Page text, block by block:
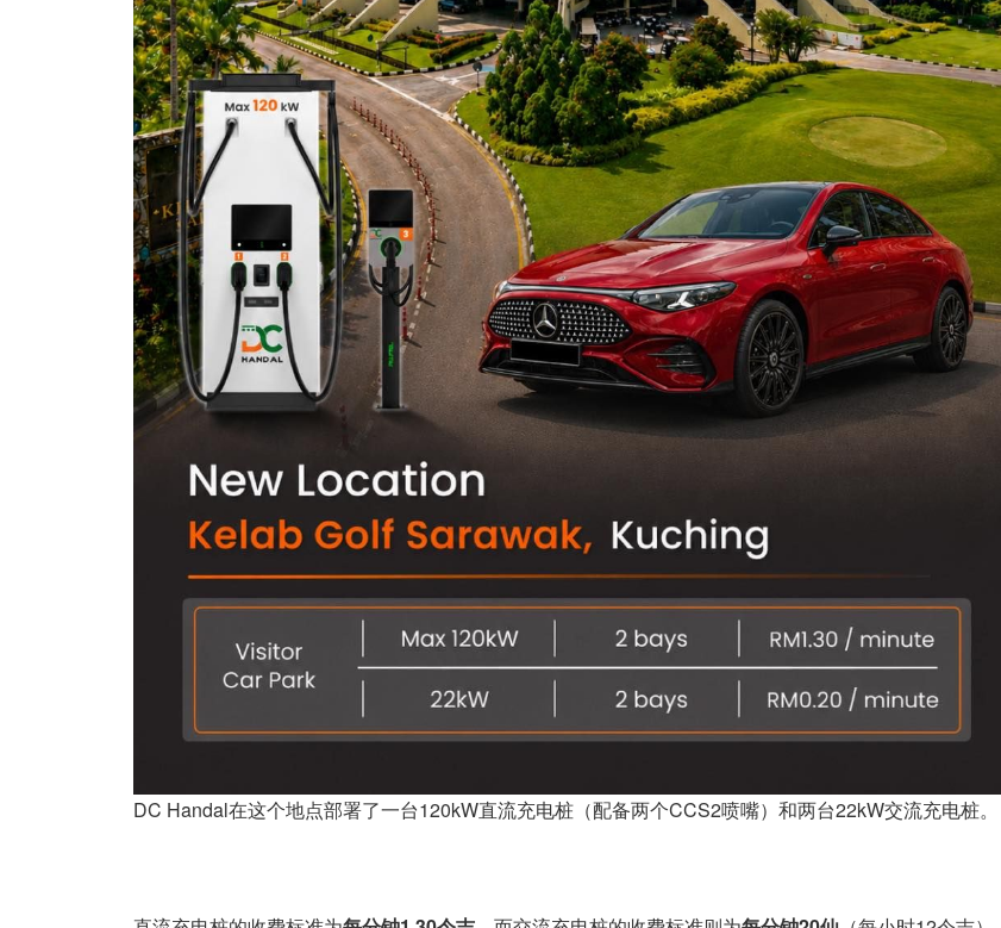
DC Handal在这个地点部署了一台120kW直流充电桩（配备两个CCS2喷嘴）和两台22kW交流充电桩。